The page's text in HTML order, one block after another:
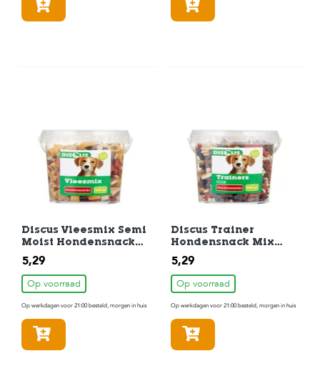
Discus Vleesmix Semi
Moist Hondensnack
500 gr
5,29
Op voorraad
Op werkdagen voor 21:00 besteld, morgen in huis
Discus Trainer
Hondensnack Mix
500gr
5,29
Op voorraad
Op werkdagen voor 21:00 besteld, morgen in huis